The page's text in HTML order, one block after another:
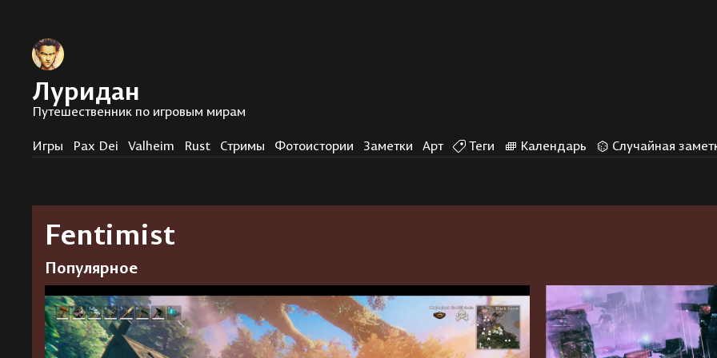
Луридан
Путешественник по игровым мирам
Игры Pax Dei Valheim Rust Стримы Фотоистории Заметки Арт Теги Календарь Случайная
Fentimist
Популярное